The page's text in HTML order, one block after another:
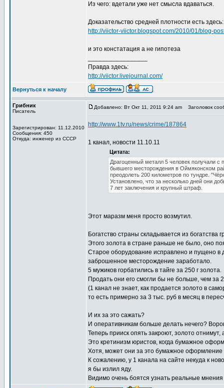
Из чего: вдетали уже нет смысла вдаваться.
Доказательство средней плотности есть здесь:
http://viictor-viictor.blogspot.com/2010/01/blog-
и это констатация а не гипотеза
Правда здесь:
http://viictor.livejournal.com/
Вернуться к началу
Грибник
Писатель
Зарегистрирован: 11.12.2010
Сообщения: 450
Откуда: инженер из СССР
Добавлено: Вт Окт 11, 2011 9:24 am Заголовок
http://www.1tv.ru/news/crime/187864
1 канал, новости 11.10.11
Цитата:
Драгоценный металл 5 человек получали
бывшего месторождения в Оймяконском
преодолеть 200 километров по тундре.
Установлено, что за несколько дней они
7 лет заключения и крупный штраф.
Этот маразм меня просто возмутил.
Богатство страны складывается из богатства
Этого золота в стране раньше не было, оно
Старое оборудование исправлено и пущено в
заброшенное месторождение заработало.
5 мужиков горбатились в тайге за 250 г золота.
Продать они его смогли бы не больше, чем за
(1 канал не знает, как продается золото в
то есть примерно за 3 тыс. руб в месяц в
И их за это сажать?
И оперативникам больше делать нечего?
Теперь прииск опять закроют, золото отнимут,
Это кретинизм юристов, когда бумажное
Хотя, может они за это бумажное оформление
К сожалению, у 1 канала на сайте некуда к
я бы излил яду.
Видимо очень боятся узнать реальные